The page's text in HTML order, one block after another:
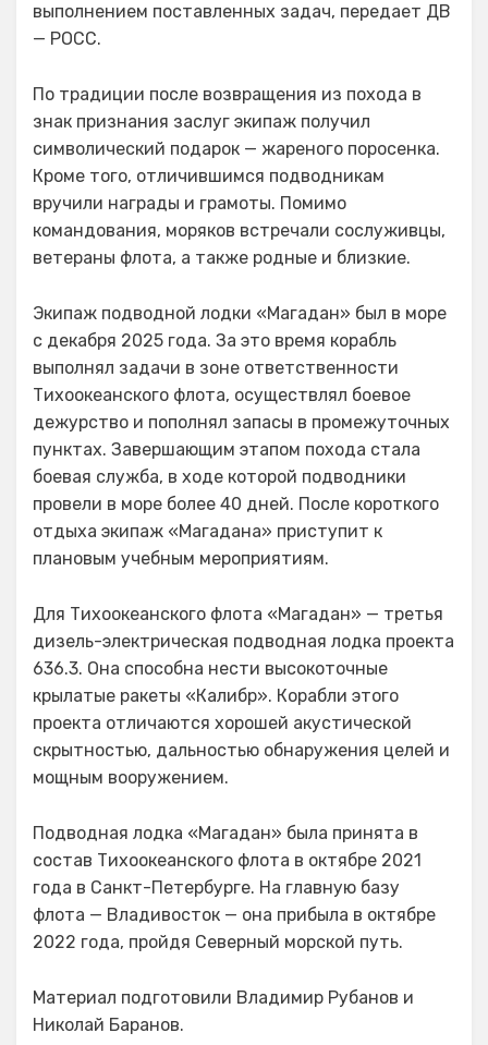
выполнением поставленных задач, передает ДВ
— РОСС.
По традиции после возвращения из похода в
знак признания заслуг экипаж получил
символический подарок — жареного поросенка.
Кроме того, отличившимся подводникам
вручили награды и грамоты. Помимо
командования, моряков встречали сослуживцы,
ветераны флота, а также родные и близкие.
Экипаж подводной лодки «Магадан» был в море
с декабря 2025 года. За это время корабль
выполнял задачи в зоне ответственности
Тихоокеанского флота, осуществлял боевое
дежурство и пополнял запасы в промежуточных
пунктах. Завершающим этапом похода стала
боевая служба, в ходе которой подводники
провели в море более 40 дней. После короткого
отдыха экипаж «Магадана» приступит к
плановым учебным мероприятиям.
Для Тихоокеанского флота «Магадан» — третья
дизель-электрическая подводная лодка проекта
636.3. Она способна нести высокоточные
крылатые ракеты «Калибр». Корабли этого
проекта отличаются хорошей акустической
скрытностью, дальностью обнаружения целей и
мощным вооружением.
Подводная лодка «Магадан» была принята в
состав Тихоокеанского флота в октябре 2021
года в Санкт-Петербурге. На главную базу
флота — Владивосток — она прибыла в октябре
2022 года, пройдя Северный морской путь.
Материал подготовили Владимир Рубанов и
Николай Баранов.